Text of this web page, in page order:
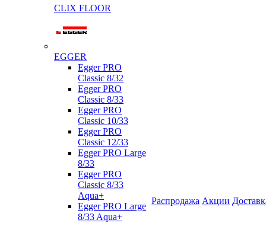
CLIX FLOOR
EGGER
Egger PRO
Classic 8/32
Egger PRO
Classic 8/33
Egger PRO
Classic 10/33
Egger PRO
Classic 12/33
Egger PRO Large
8/33
Egger PRO
Classic 8/33
Aqua+
Egger PRO Large
8/33 Aqua+
Распродажа Акции